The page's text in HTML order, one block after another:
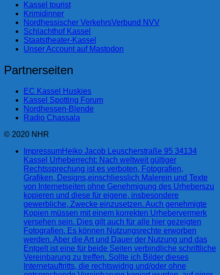
Kassel tourist
Krimidinner
Nordhessischer VerkehrsVerbund NVV
Schlachthof Kassel
Staatstheater-Kassel
Unser Account auf Mastodon
Partnerseiten
EC Kassel Huskies
Kassel Spotting Forum
Nordhessen-Blende
Radio Chassala
© 2020 NHR
ImpressumHeiko Jacob Leuscherstraße 95 34134
Kassel Urheberrecht: Nach weltweit gültiger
Rechtssprechung ist es verboten, Fotografien,
Grafiken, Designs,einschliesslich Malerein und Texte
von Internetseiten ohne Genehmigung des Urheberszu
kopieren und diese für eigene, insbesondere
gewerbliche, Zwecke einzusetzen. Auch genehmigte
Kopien müssen mit einem korrekten Urhebervermerk
versehen sein. Dies gilt auch für alle hier gezeigten
Fotografien. Es können Nutzungsrechte erworben
werden. Aber die Art und Dauer der Nutzung und das
Entgelt ist eine für beide Seiten verbindliche schriftliche
Vereinbarung zu treffen. Sollte ich Bilder dieses
Internetauftritts, die rechtswidrig und/oder ohne